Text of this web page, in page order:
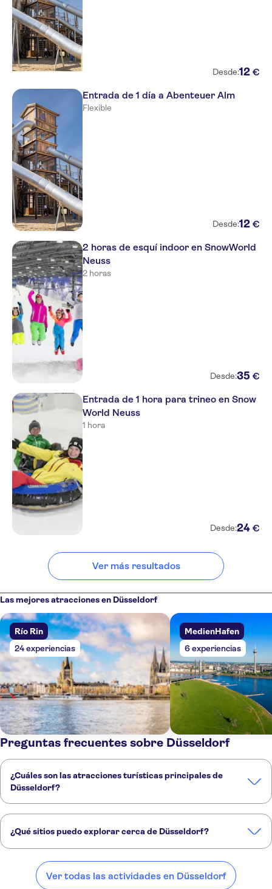
Desde:12 €
Entrada de 1 día a Abenteuer Alm
Flexible
Desde:12 €
2 horas de esquí indoor en SnowWorld
Neuss
2 horas
Desde:35 €
Entrada de 1 hora para trineo en Snow
World Neuss
1 hora
Desde:24 €
Ver más resultados
Las mejores atracciones en Düsseldorf
Río Rin
24 experiencias
MedienHafen
6 experiencias
Preguntas frecuentes sobre Düsseldorf
¿Cuáles son las atracciones turísticas principales de
Düsseldorf?
Río Rin MedienHafen
Casco antiguo de Düsseldorf
Excursiones culinarias por Düsseldorf
¿Qué sitios puedo explorar cerca de Düsseldorf?
Düsseldorf:
Oberhausen
Ver todas las actividades en Düsseldorf